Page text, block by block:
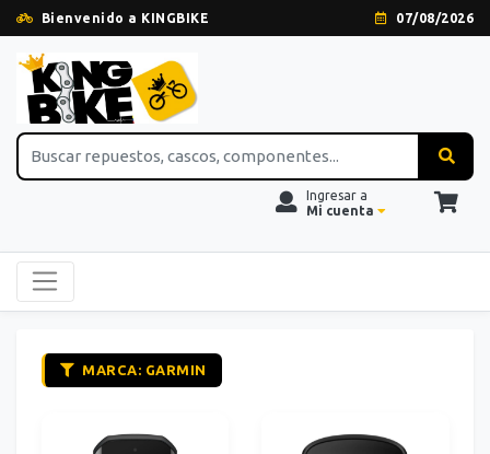
Bienvenido a KINGBIKE 07/08/2026
Ingresar a
Mi cuenta
MARCA: GARMIN